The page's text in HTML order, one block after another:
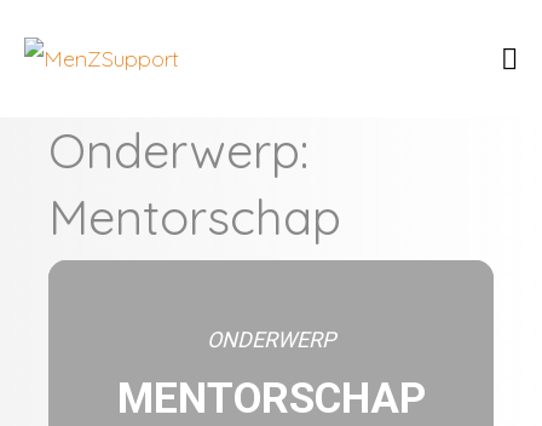
Onderwerp:
Mentorschap
ONDERWERP
MENTORSCHAP